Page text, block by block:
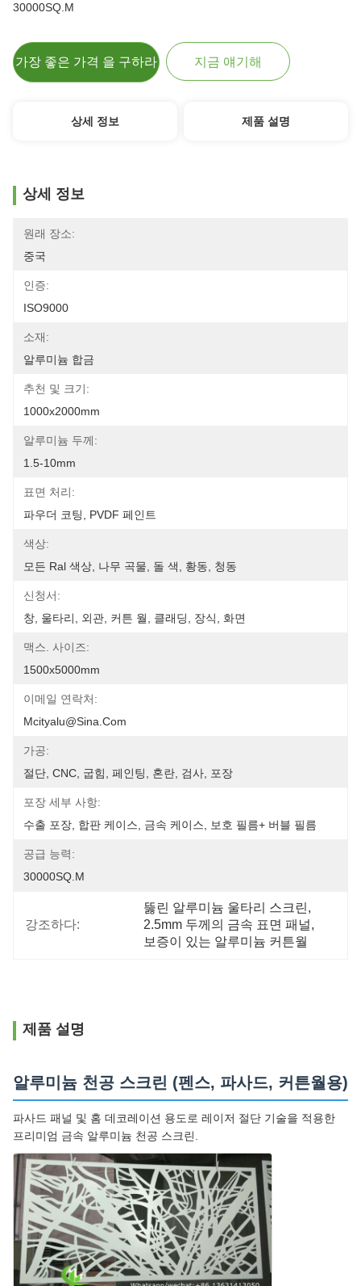
30000SQ.M
가장 좋은 가격 을 구하라 지금 얘기해
상세 정보 제품 설명
상세 정보
원래 장소:
중국
인증:
ISO9000
소재:
알루미늄 합금
추천 및 크기:
1000x2000mm
알루미늄 두께:
1.5-10mm
표면 처리:
파우더 코팅, PVDF 페인트
색상:
모든 Ral 색상, 나무 곡물, 돌 색, 황동, 청동
신청서:
창, 울타리, 외관, 커튼 월, 클래딩, 장식, 화면
맥스. 사이즈:
1500x5000mm
이메일 연락처:
Mcityalu@sina.com
가공:
절단, CNC, 굽힘, 페인팅, 혼란, 검사, 포장
포장 세부 사항:
수출 포장, 합판 케이스, 금속 케이스, 보호 필름+ 버블 필름
공급 능력:
30000SQ.M
강조하다:
뚫린 알루미늄 울타리 스크린,
2.5mm 두께의 금속 표면 패널,
보증이 있는 알루미늄 커튼월
제품 설명
알루미늄 천공 스크린 (펜스, 파사드, 커튼월용)
파사드 패널 및 홈 데코레이션 용도로 레이저 절단 기술을 적용한
프리미엄 금속 알루미늄 천공 스크린.